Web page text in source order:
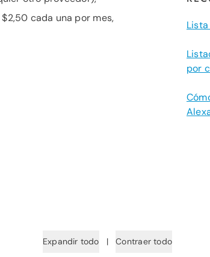
cada una por mes,
por
Expandir todo | Contraer todo